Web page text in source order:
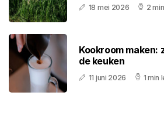
18 mei 2026 2
Kookroom maken:
de keuken
11 juni 2026 1 min